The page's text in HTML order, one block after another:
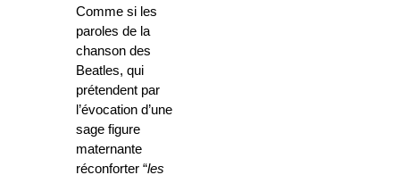
Comme si les
paroles de la
chanson des
Beatles, qui
prétendent par
l’évocation d’une
sage figure
maternante
réconforter “les